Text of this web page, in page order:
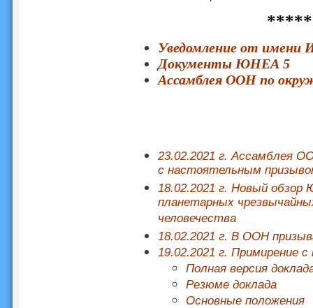
Уведомление от имени
Документы ЮНЕА 5
Ассамблея ООН по
23.02.2021 г. Ассамблея
с настоятельным
18.02.2021 г. Новый
планетарных
человечества
18.02.2021 г. В ООН
19.02.2021 г. Примирение с
Полная версия
Резюме доклада
Основные положения